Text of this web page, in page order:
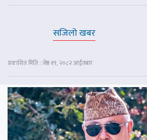
सजिलो खबर
प्रकाशित मिति : जेष्ठ १९, २०८२ आईतबार